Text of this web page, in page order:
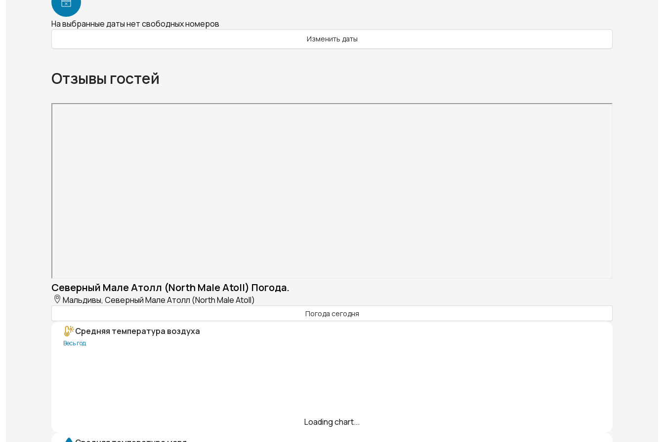
На выбранные даты нет свободных номеров
Изменить даты
Отзывы гостей
Северный Мале Атолл (North Male Atoll) Погода.
Мальдивы, Северный Мале Атолл (North Male Atoll)
Погода сегодня
Средняя температура воздуха
Весь год
Loading chart...